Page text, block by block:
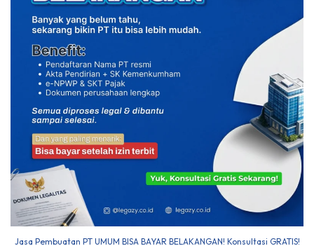
Jasa Pembuatan PT UMUM BISA BAYAR BELAKANGAN! Konsultasi GRATIS!